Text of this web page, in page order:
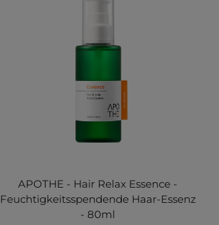
APOTHE - Hair Relax Essence -
Feuchtigkeitsspendende Haar-Essenz
- 80ml